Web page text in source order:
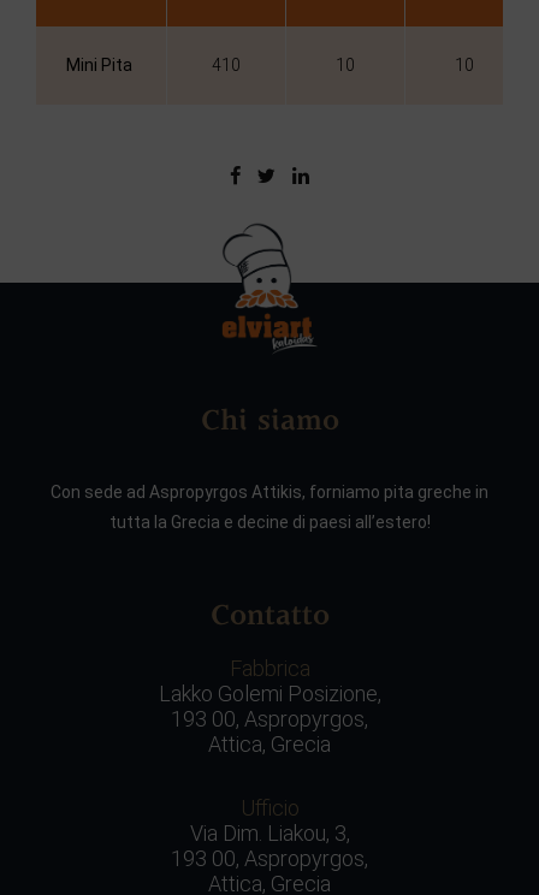
Mini Pita 410 10 10
Chi siamo
Con sede ad Aspropyrgos Attikis, forniamo pita greche in
tutta la Grecia e decine di paesi all’estero!
Contatto
Fabbrica
Lakko Golemi Posizione,
193 00, Aspropyrgos,
Attica, Grecia
Ufficio
Via Dim. Liakou, 3,
193 00, Aspropyrgos,
Attica, Grecia